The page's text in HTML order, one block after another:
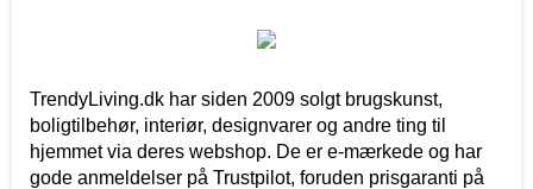
TrendyLiving.dk har siden 2009 solgt brugskunst,
boligtilbehør, interiør, designvarer og andre ting til
hjemmet via deres webshop. De er e-mærkede og har
gode anmeldelser på Trustpilot, foruden prisgaranti på